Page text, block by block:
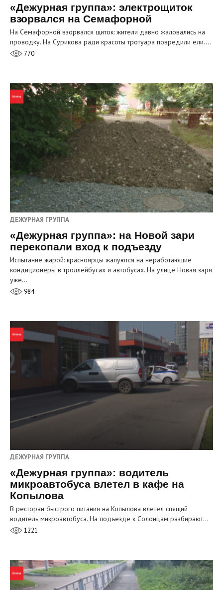
«Дежурная группа»: электрощиток
взорвался на Семафорной
На Семафорной взорвался щиток: жители давно жаловались на
проводку. На Сурикова ради красоты тротуара повредили ели.…
770
ДЕЖУРНАЯ ГРУППА
«Дежурная группа»: на Новой зари
перекопали вход к подъезду
Испытание жарой: красноярцы жалуются на неработающие
кондиционеры в троллейбусах и автобусах. На улице Новая заря
уже…
984
ДЕЖУРНАЯ ГРУППА
«Дежурная группа»: водитель
микроавтобуса влетел в кафе на
Копылова
В ресторан быстрого питания на Копылова влетел спящий
водитель микроавтобуса. На подъезде к Солонцам разбирают…
1221